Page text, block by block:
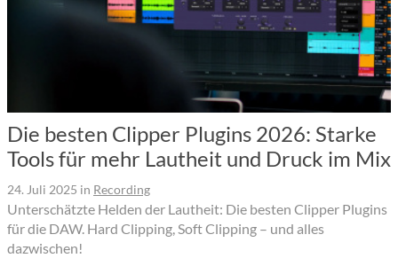
Die besten Clipper Plugins 2026: Starke
Tools für mehr Lautheit und Druck im Mix
24. Juli 2025 in Recording
Unterschätzte Helden der Lautheit: Die besten Clipper Plugins
für die DAW. Hard Clipping, Soft Clipping – und alles
dazwischen!